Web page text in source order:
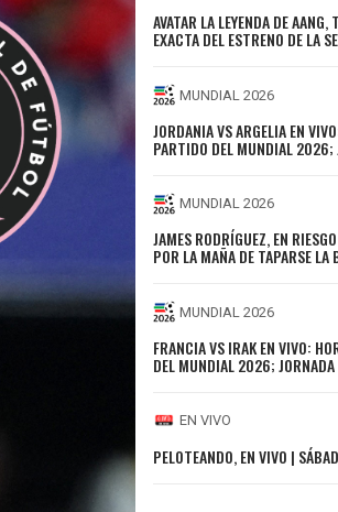
AVATAR LA LEYENDA DE
EXACTA DEL ESTRENO DE LA
MUNDIAL 2026
JORDANIA VS ARGELIA EN
PARTIDO DEL MUNDIAL 2026;
MUNDIAL 2026
JAMES RODRÍGUEZ, EN
POR LA MAÑA DE TAPARSE LA
MUNDIAL 2026
FRANCIA VS IRAK EN VIVO:
DEL MUNDIAL 2026;
EN VIVO
PELOTEANDO, EN VIVO |